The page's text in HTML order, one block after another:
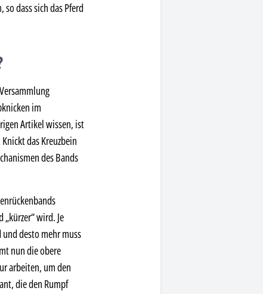
dass sich das Pferd
im
Artikel wissen, ist
das Kreuzbein
des Bands
wird. Je
desto mehr muss
nun die obere
arbeiten, um den
die den Rumpf